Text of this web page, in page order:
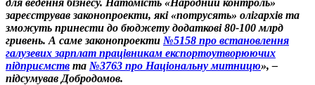
зареєстрував законопроекти, які «потрусять» олігархів та
зможуть принести до бюджету додаткові 80-100 млрд
гривень. А саме законопроекти №5158 про встановлення
галузевих зарплат працівникам експортоутворюючих
підприємств та №3763 про Національну митницю», –
підсумував Добродомов.